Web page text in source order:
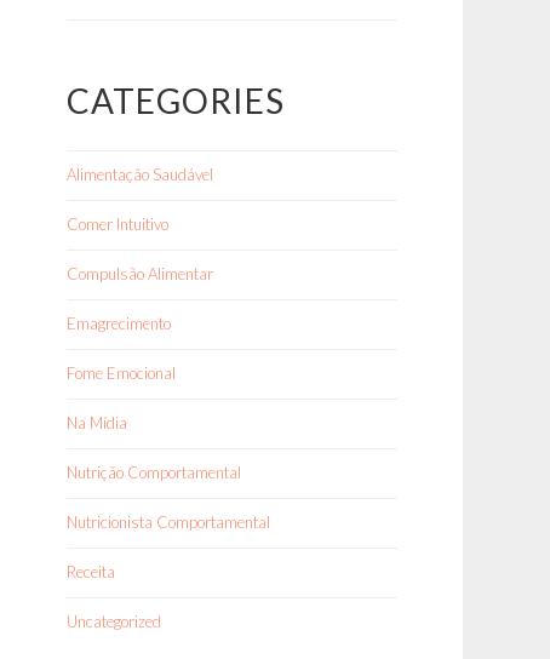
CATEGORIES
Alimentação Saudável
Comer Intuitivo
Compulsão Alimentar
Emagrecimento
Fome Emocional
Na Mídia
Nutrição Comportamental
Nutricionista Comportamental
Receita
Uncategorized